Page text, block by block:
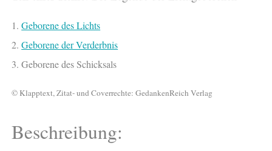
1.Geborene des Lichts
2.Geborene der Verderbnis
3. Geborene des Schicksals
© Klapptext, Zitat- und Coverrechte: GedankenReich Verlag
Beschreibung: